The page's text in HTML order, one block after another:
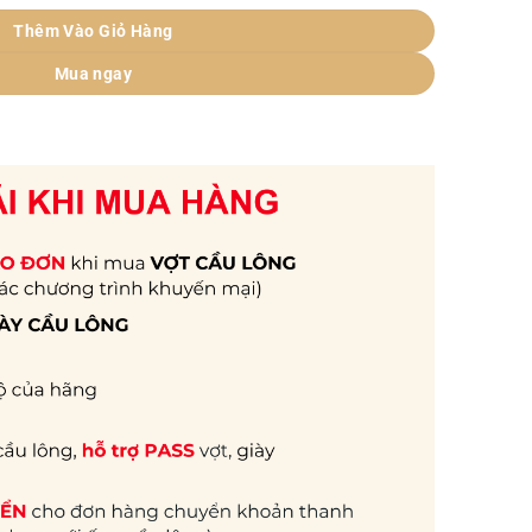
Thêm Vào Giỏ Hàng
Mua ngay